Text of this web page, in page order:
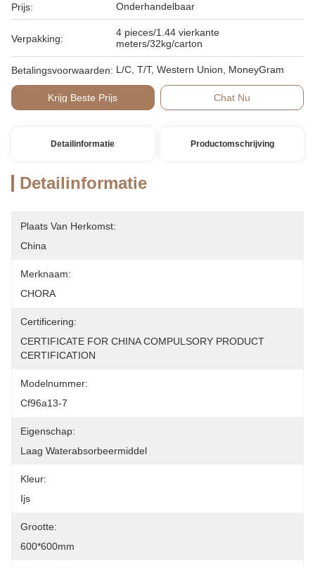
Prijs: Onderhandelbaar
Verpakking:
4 pieces/1.44 vierkante
meters/32kg/carton
Betalingsvoorwaarden: L/C, T/T, Western Union, MoneyGram
Krijg Beste Prijs Chat Nu
Detailinformatie Productomschrijving
Detailinformatie
Plaats Van Herkomst:
China
Merknaam:
CHORA
Certificering:
CERTIFICATE FOR CHINA COMPULSORY PRODUCT
CERTIFICATION
Modelnummer:
Cf96a13-7
Eigenschap:
Laag Waterabsorbeermiddel
Kleur:
Ijs
Grootte:
600*600mm